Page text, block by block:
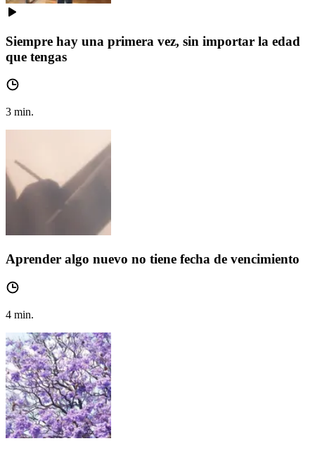
Siempre hay una primera vez, sin importar la edad
que tengas
3 min.
Aprender algo nuevo no tiene fecha de vencimiento
4 min.